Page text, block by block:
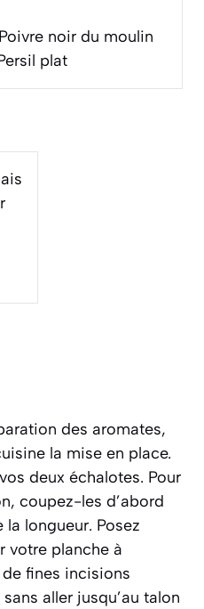
noir du moulin
plat
des aromates,
la mise en place.
deux échalotes. Pour
coupez-les d’abord
la longueur. Posez
votre planche à
fines incisions
aller jusqu’au talon